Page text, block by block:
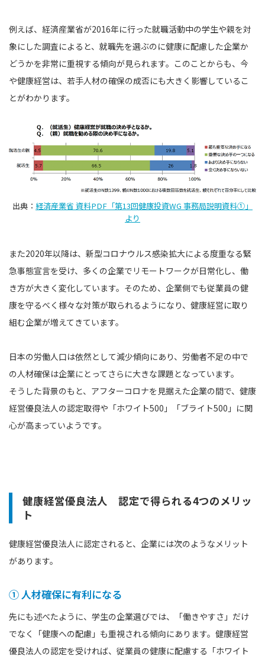
例えば、経済産業省が2016年に行った就職活動中の学生や親を対
象にした調査によると、就職先を選ぶのに健康に配慮した企業か
どうかを非常に重視する傾向が見られます。このことからも、今
や健康経営は、若手人材の確保の成否にも大きく影響しているこ
とがわかります。
出典： 経済産業省 資料PDF「第13回健康投資WG 事務局説明資料①」
より
また2020年以降は、新型コロナウルス感染拡大による度重なる緊
急事態宣言を受け、多くの企業でリモートワークが日常化し、働
き方が大きく変化しています。そのため、企業側でも従業員の健
康を守るべく様々な対策が取られるようになり、健康経営に取り
組む企業が増えてきています。
日本の労働人口は依然として減少傾向にあり、労働者不足の中で
の人材確保は企業にとってさらに大きな課題となっています。
そうした背景のもと、アフターコロナを見据えた企業の間で、健康
経営優良法人の認定取得や「ホワイト500」「ブライト500」に関
心が高まっていようです。
健康経営優良法人 認定で得られる4つのメリッ
ト
健康経営優良法人に認定されると、企業には次のようなメリット
があります。
① 人材確保に有利になる
先にも述べたように、学生の企業選びでは、「働きやすさ」だけ
でなく「健康への配慮」も重視される傾向にあります。健康経営
優良法人の認定を受ければ、従業員の健康に配慮する「ホワイト